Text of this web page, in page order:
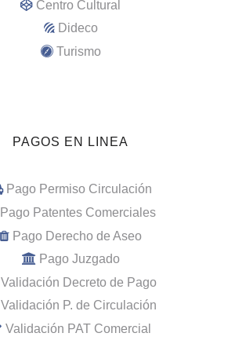
Centro Cultural
Dideco
Turismo
PAGOS EN LINEA
Pago Permiso Circulación
Pago Patentes Comerciales
Pago Derecho de Aseo
Pago Juzgado
Validación Decreto de Pago
Validación P. de Circulación
Validación PAT Comercial